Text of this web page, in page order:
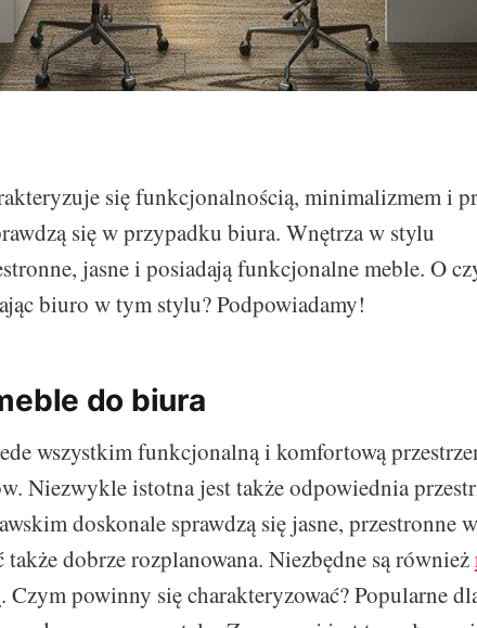
się funkcjonalnością, minimalizmem i
się w przypadku biura. Wnętrza w stylu
jasne i posiadają funkcjonalne meble. O
biuro w tym stylu? Podpowiadamy!
do biura
wszystkim funkcjonalną i komfortową
Niezwykle istotna jest także odpowiednia
doskonale sprawdzą się jasne, przestronne
dobrze rozplanowana. Niezbędne są również
. Czym powinny się charakteryzować? Popularne